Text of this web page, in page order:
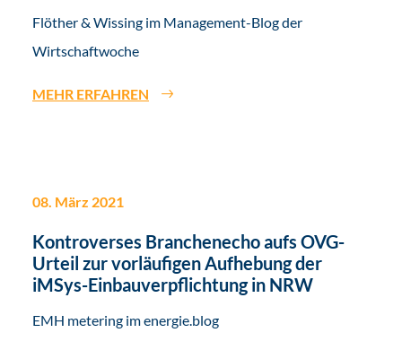
Flöther & Wissing im Management-Blog der
Wirtschaftwoche
MEHR ERFAHREN
08. März 2021
Kontroverses Branchenecho aufs OVG-
Urteil zur vorläufigen Aufhebung der
iMSys-Einbauverpflichtung in NRW
EMH metering im energie.blog